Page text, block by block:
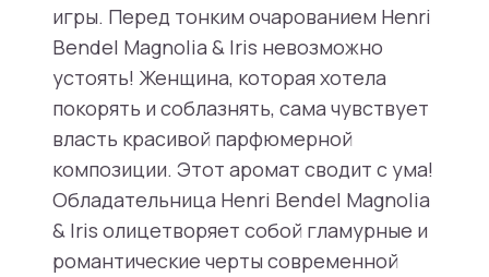
игры. Перед тонким очарованием Henri
Bendel Magnolia & Iris невозможно
устоять! Женщина, которая хотела
покорять и соблазнять, сама чувствует
власть красивой парфюмерной
композиции. Этот аромат сводит с ума!
Обладательница Henri Bendel Magnolia
& Iris олицетворяет собой гламурные и
романтические черты современной